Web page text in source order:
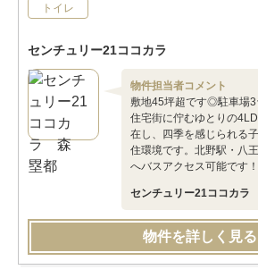
トイレ
センチュリー21ココカラ
物件担当者コメント
敷地45坪超です◎駐車場3
住宅街に佇むゆとりの
在し、四季を感じられる
住環境です。北野駅・八
へバスアクセス可能です！
センチュリー21ココカ
物件を詳しく見る